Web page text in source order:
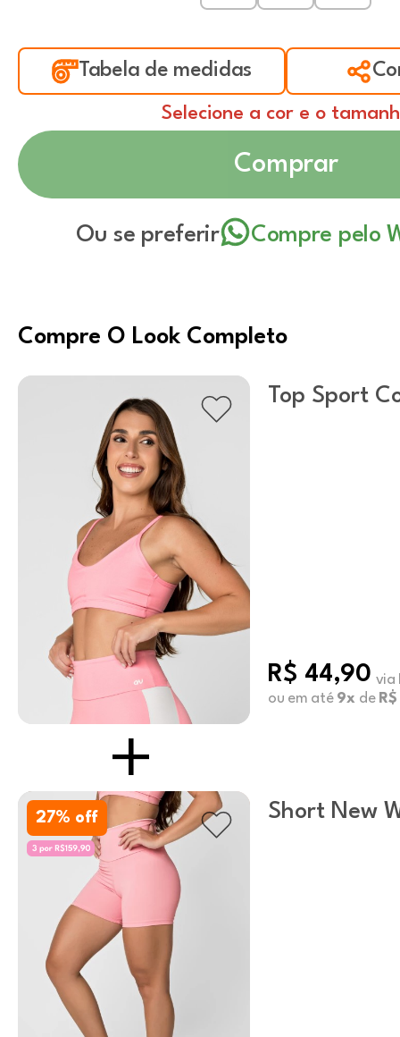
Tabela de medidas
Selecione a cor e o
Comprar
Ou se preferir Compre pelo
Compre O Look Completo
Top Sport
R$ 44,90 via
ou em até 9x de
27% off
Short New